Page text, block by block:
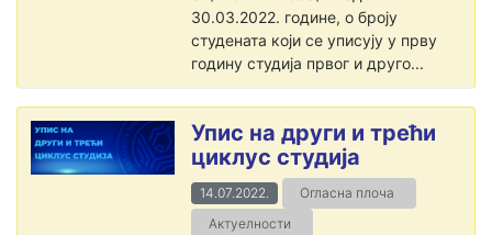
30.03.2022. године, о броју
студената који се уписују у прву
годину студија првог и друго...
Упис на други и трећи
циклус студија
14.07.2022.
Огласна плоча
Актуелности